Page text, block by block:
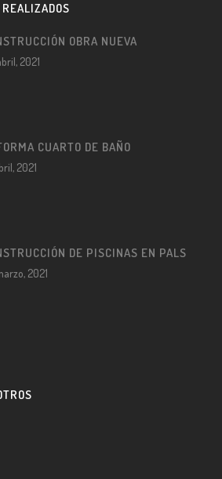
OBRA NUEVA
2021
CUARTO DE BAÑO
2021
DE PISCINAS EN PALS
2021